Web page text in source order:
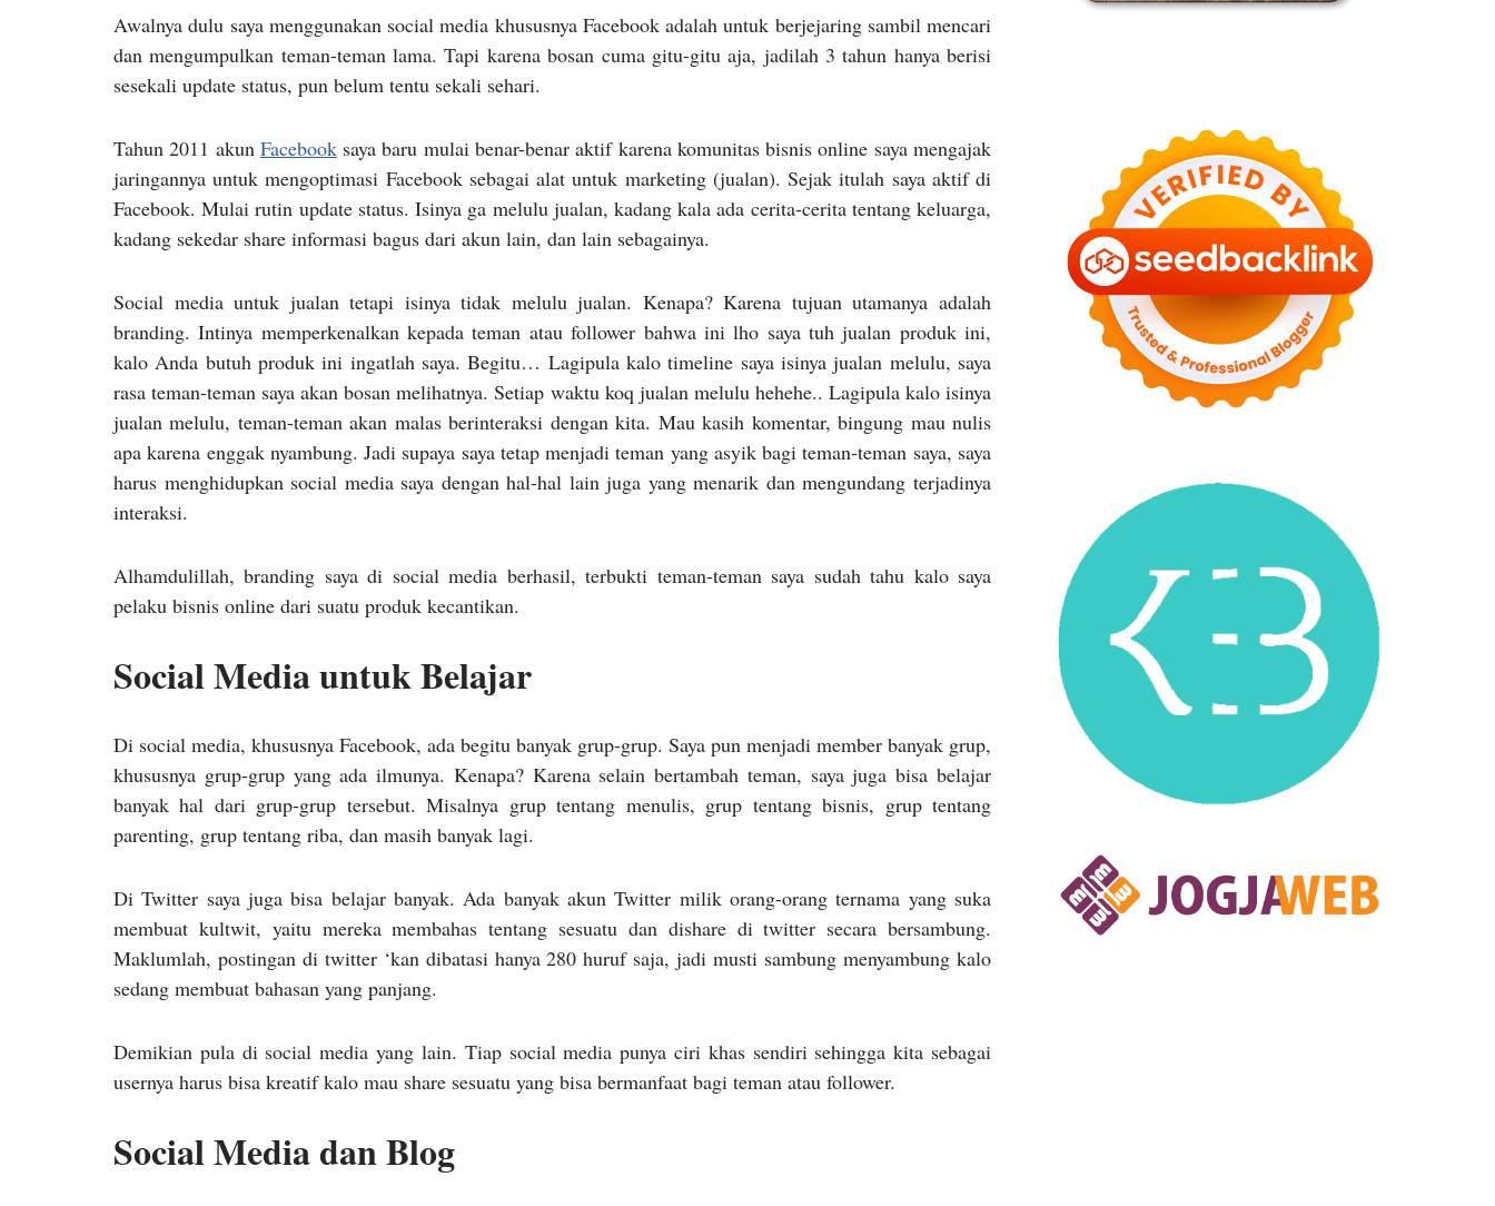
Awalnya dulu saya menggunakan social media khususnya Facebook adalah untuk berjejaring sambil mencari
dan mengumpulkan teman-teman lama. Tapi karena bosan cuma gitu-gitu aja, jadilah 3 tahun hanya berisi
sesekali update status, pun belum tentu sekali sehari.
Tahun 2011 akun Facebooksaya baru mulai benar-benar aktif karena komunitas bisnis online saya mengajak
jaringannya untuk mengoptimasi Facebook sebagai alat untuk marketing (jualan). Sejak itulah saya aktif di
Facebook. Mulai rutin update status. Isinya ga melulu jualan, kadang kala ada cerita-cerita tentang keluarga,
kadang sekedar share informasi bagus dari akun lain, dan lain sebagainya.
Social media untuk jualan tetapi isinya tidak melulu jualan. Kenapa? Karena tujuan utamanya adalah
branding. Intinya memperkenalkan kepada teman atau follower bahwa ini lho saya tuh jualan produk ini,
kalo Anda butuh produk ini ingatlah saya. Begitu… Lagipula kalo timeline saya isinya jualan melulu, saya
rasa teman-teman saya akan bosan melihatnya. Setiap waktu koq jualan melulu hehehe.. Lagipula kalo isinya
jualan melulu, teman-teman akan malas berinteraksi dengan kita. Mau kasih komentar, bingung mau nulis
apa karena enggak nyambung. Jadi supaya saya tetap menjadi teman yang asyik bagi teman-teman saya, saya
harus menghidupkan social media saya dengan hal-hal lain juga yang menarik dan mengundang terjadinya
interaksi.
Alhamdulillah, branding saya di social media berhasil, terbukti teman-teman saya sudah tahu kalo saya
pelaku bisnis online dari suatu produk kecantikan.
Social Media untuk Belajar
Di social media, khususnya Facebook, ada begitu banyak grup-grup. Saya pun menjadi member banyak grup,
khususnya grup-grup yang ada ilmunya. Kenapa? Karena selain bertambah teman, saya juga bisa belajar
banyak hal dari grup-grup tersebut. Misalnya grup tentang menulis, grup tentang bisnis, grup tentang
parenting, grup tentang riba, dan masih banyak lagi.
Di Twitter saya juga bisa belajar banyak. Ada banyak akun Twitter milik orang-orang ternama yang suka
membuat kultwit, yaitu mereka membahas tentang sesuatu dan dishare di twitter secara bersambung.
Maklumlah, postingan di twitter ‘kan dibatasi hanya 280 huruf saja, jadi musti sambung menyambung kalo
sedang membuat bahasan yang panjang.
Demikian pula di social media yang lain. Tiap social media punya ciri khas sendiri sehingga kita sebagai
usernya harus bisa kreatif kalo mau share sesuatu yang bisa bermanfaat bagi teman atau follower.
Social Media dan Blog